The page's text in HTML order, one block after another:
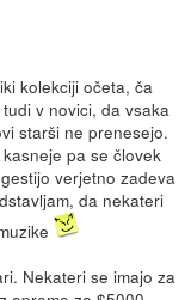
kolekciji očeta, ča
v novici, da vsaka
starši ne prenesejo.
pa se človek
verjetno zadeva
da nekateri
Nekateri se imajo za